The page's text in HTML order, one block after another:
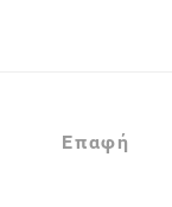
Επαφή